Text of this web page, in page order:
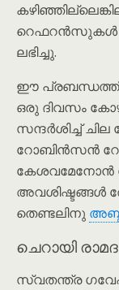
റെഫറൻസുകൾ
ലഭിച്ചു.
ഈ
ഒരു ദിവസം
സന്ദർശിച്ച്
റോബിൻസൻ
കേശവമേനോൻ
അവശിഷ്ടങ്ങൾ
തെണ്ടലിനു
ചെറായി
സ്വതന്ത്ര